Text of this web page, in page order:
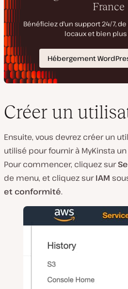
Créer un
Ensuite, vous devrez créer un
utilisé pour fournir à MyKinsta
Pour commencer, cliquez sur
de menu, et cliquez surIAM
et conformité.